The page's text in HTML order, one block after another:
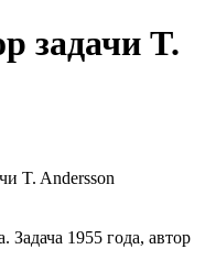
задачи T.
Задача 1955 года, автор